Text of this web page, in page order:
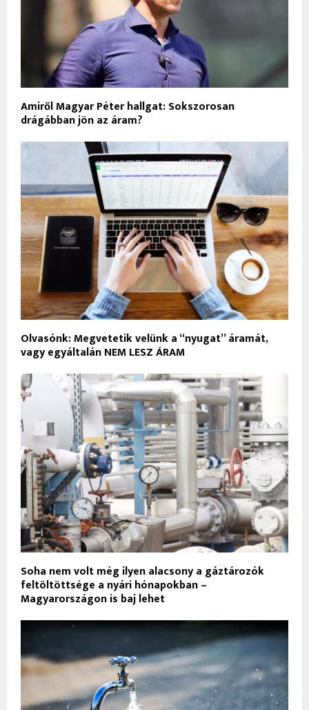
Amiről Magyar Péter hallgat: Sokszorosan
drágábban jön az áram?
Olvasónk: Megvetetik velünk a “nyugat” áramát,
vagy egyáltalán NEM LESZ ÁRAM
Soha nem volt még ilyen alacsony a gáztározók
feltöltöttsége a nyári hónapokban –
Magyarországon is baj lehet